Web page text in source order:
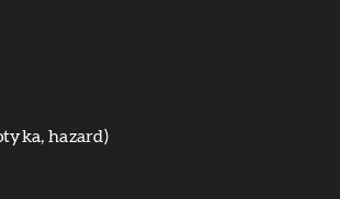
hazard)